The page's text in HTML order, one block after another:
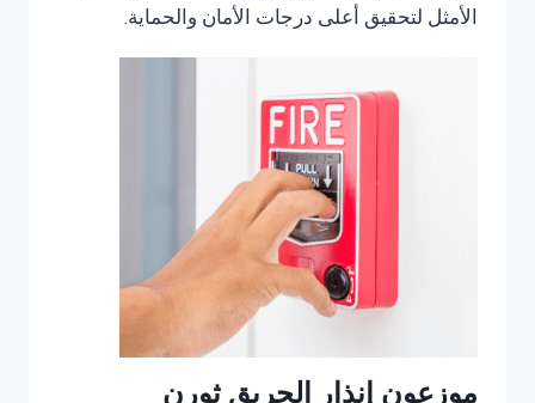
الأمثل لتحقيق أعلى درجات الأمان والحماية.